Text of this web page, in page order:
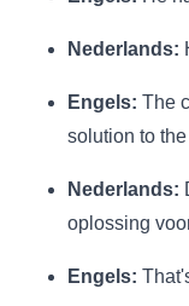
Nederlands:
Engels: The
solution to
Nederlands:
oplossing
Engels: